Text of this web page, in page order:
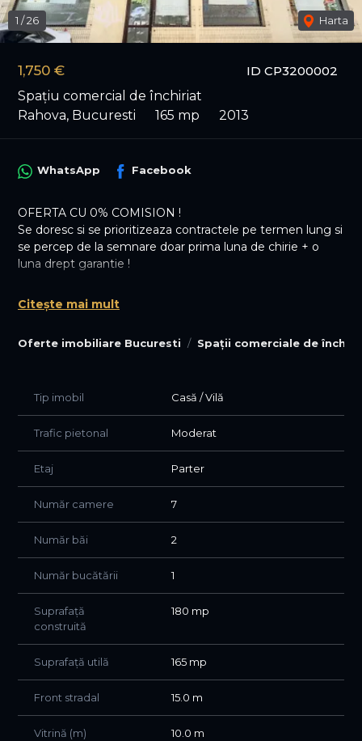
ID CP3200002
1,750 €
Spațiu comercial de închiriat
Rahova, Bucuresti
165 mp 2013
1 /26 Harta
Oferte imobiliare Bucuresti Spații comerciale de
WhatsApp Facebook
OFERTA CU 0% COMISION !
Se doresc si se prioritizeaza contractele pe termen lung si
se percep de la semnare doar prima luna de chirie + o
luna drept garantie !
cu o suprafață totală de 165 mp, situat în Sectorul 5, zona
chiar în spatele renumitului Restaurant Britannia.
multiple oportunități pentru desfășurarea unei game
variate de activități comerciale, medicale sau de servicii.
Caracteristici principale:
✔ Suprafață totală: 165 mp
✔ Spațiu situat la parter
✔ Două căi de acces independente
✔ Loc de parcare dedicat
✔ Compartimentare eficientă – 6 încăperi
✔ 2 grupuri sanitare
✔ Curent trifazic
Citește mai mult
Tip imobil Casă / Vilă
Trafic pietonal Moderat
Etaj Parter
Număr camere 7
Număr băi 2
Număr bucătării 1
Suprafață
construită
180 mp
Suprafață utilă 165 mp
Front stradal 15.0 m
Vitrină (m) 10.0 m